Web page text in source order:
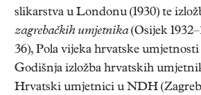
slikarstva u Londonu (1930) te
zagrebačkih umjetnika(Osijek
36), Pola vijeka hrvatske umjetnosti
Godišnja izložba hrvatskih
Hrvatski umjetnici u NDH (Zagreb